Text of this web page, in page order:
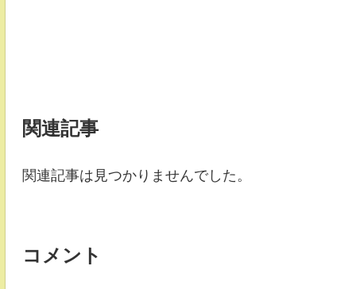
関連記事
関連記事は見つかりませんでした。
コメント